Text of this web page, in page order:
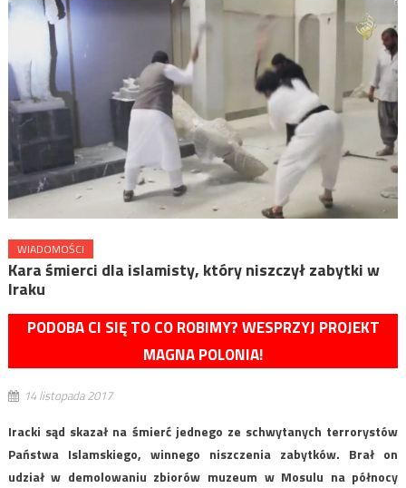
WIADOMOŚCI
Kara śmierci dla islamisty, który niszczył zabytki w
Iraku
PODOBA CI SIĘ TO CO ROBIMY? WESPRZYJ PROJEKT
MAGNA POLONIA!
14 listopada 2017
Iracki sąd skazał na śmierć jednego ze schwytanych terrorystów
Państwa Islamskiego, winnego niszczenia zabytków. Brał on
udział w demolowaniu zbiorów muzeum w Mosulu na północy